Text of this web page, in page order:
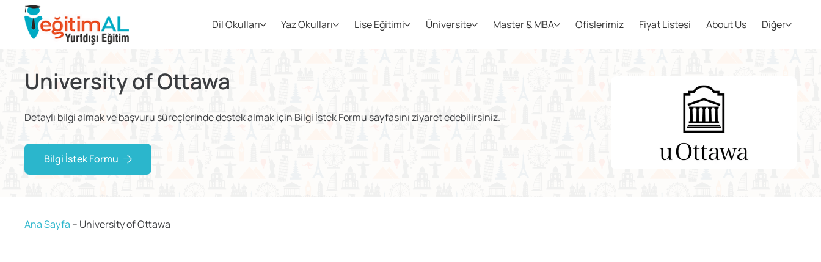
Dil Okulları Yaz Okulları Lise Eğitimi Üniversite Master & MBA Ofislerimiz Fiyat Listesi About Us Diğer
University of Ottawa
Detaylı bilgi almak ve başvuru süreçlerinde destek almak için Bilgi İstek Formu sayfasını ziyaret edebilirsiniz.
Bilgi İstek Formu
Ana Sayfa – University of Ottawa